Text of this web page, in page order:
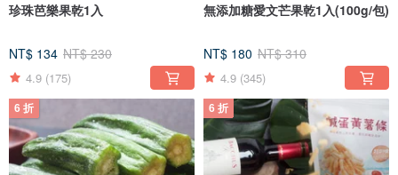
珍珠芭樂果乾1入
NT$ 134 NT$ 230
4.9 (175)
無添加糖愛文芒果乾1入(100g/包)
NT$ 180 NT$ 310
4.9 (345)
6 折 6 折